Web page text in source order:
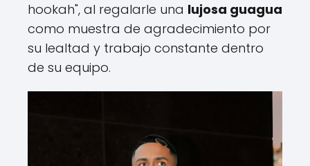
hookah", al regalarle una lujosa guagua
como muestra de agradecimiento por
su lealtad y trabajo constante dentro
de su equipo.